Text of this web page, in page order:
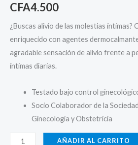
CFA4.500
¿Buscas alivio de las molestias íntimas?
enriquecido con agentes
agradable sensación de alivio frente a
íntimas diarias.
Testado bajo control
Socio Colaborador de la
Ginecología y Obstetricia
AÑADIR AL CARRITO